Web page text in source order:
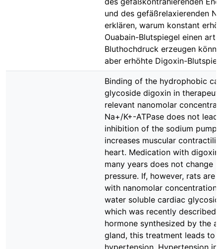
und des gefäßrelaxierenden
erklären, warum konstant
Ouabain-Blutspiegel einen
Bluthochdruck erzeugen
aber erhöhte Digoxin-
Binding of the hydrophobic
glycoside digoxin in
relevant nanomolar
Na+/K+-ATPase does not lead
inhibition of the sodium pump,
increases muscular
heart. Medication with digoxin
many years does not change
pressure. If, however, rats are
with nanomolar
water soluble cardiac
which was recently described
hormone synthesized by the
gland, this treatment leads to
hypertension. Hypertension